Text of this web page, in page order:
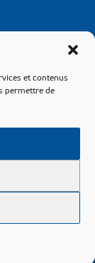
et contenus
permettre de
de